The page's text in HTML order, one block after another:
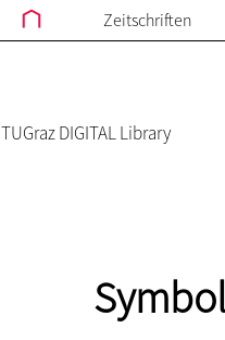
Zeitschriften
TUGraz DIGITAL Library